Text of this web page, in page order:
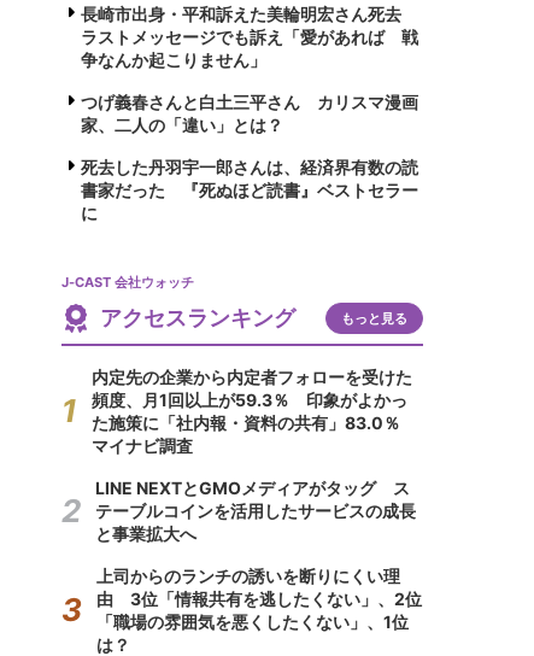
長崎市出身・平和訴えた美輪明宏さん死去
ラストメッセージでも訴え「愛があれば 戦
争なんか起こりません」
つげ義春さんと白土三平さん カリスマ漫画
家、二人の「違い」とは？
死去した丹羽宇一郎さんは、経済界有数の読
書家だった 『死ぬほど読書』ベストセラー
に
J-CAST 会社ウォッチ
アクセスランキング もっと見る
内定先の企業から内定者フォローを受けた
頻度、月1回以上が59.3％ 印象がよかっ
た施策に「社内報・資料の共有」83.0％
マイナビ調査
LINE NEXTとGMOメディアがタッグ ス
テーブルコインを活用したサービスの成長
と事業拡大へ
上司からのランチの誘いを断りにくい理
由 3位「情報共有を逃したくない」、2位
「職場の雰囲気を悪くしたくない」、1位
は？